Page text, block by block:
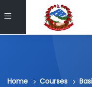
Side panel
Skip to main content
Home Courses